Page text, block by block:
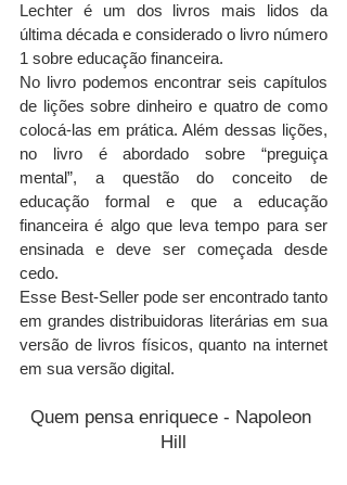
Lechter é um dos livros mais lidos da
última década e considerado o livro número
1 sobre educação financeira.
No livro podemos encontrar seis capítulos
de lições sobre dinheiro e quatro de como
colocá-las em prática. Além dessas lições,
no livro é abordado sobre “preguiça
mental”, a questão do conceito de
educação formal e que a educação
financeira é algo que leva tempo para ser
ensinada e deve ser começada desde
cedo.
Esse Best-Seller pode ser encontrado tanto
em grandes distribuidoras literárias em sua
versão de livros físicos, quanto na internet
em sua versão digital.
Quem pensa enriquece - Napoleon
Hill